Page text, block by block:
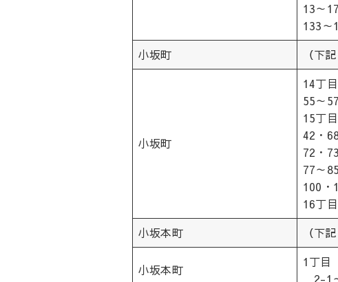
13～
133～
小坂町 （下
小坂町
14丁目
55～57
15丁目
42・
72・73
77～
100・
16丁目
小坂本町 （下
小坂本町
1丁目
2-1